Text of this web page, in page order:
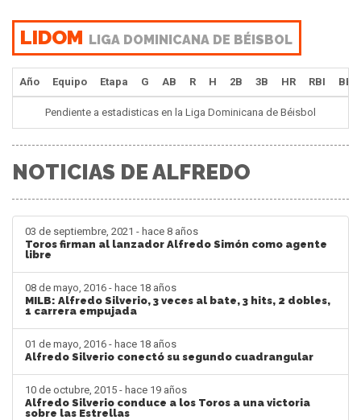
LIDOM LIGA DOMINICANA DE BÉISBOL
Año Equipo Etapa G AB R H 2B 3B HR RBI BB
Pendiente a estadisticas en la Liga Dominicana de Béisbol
NOTICIAS DE ALFREDO
03 de septiembre, 2021 - hace 8 años
Toros firman al lanzador Alfredo Simón como agente
libre
08 de mayo, 2016 - hace 18 años
MILB: Alfredo Silverio, 3 veces al bate, 3 hits, 2 dobles,
1 carrera empujada
01 de mayo, 2016 - hace 18 años
Alfredo Silverio conectó su segundo cuadrangular
10 de octubre, 2015 - hace 19 años
Alfredo Silverio conduce a los Toros a una victoria
sobre las Estrellas